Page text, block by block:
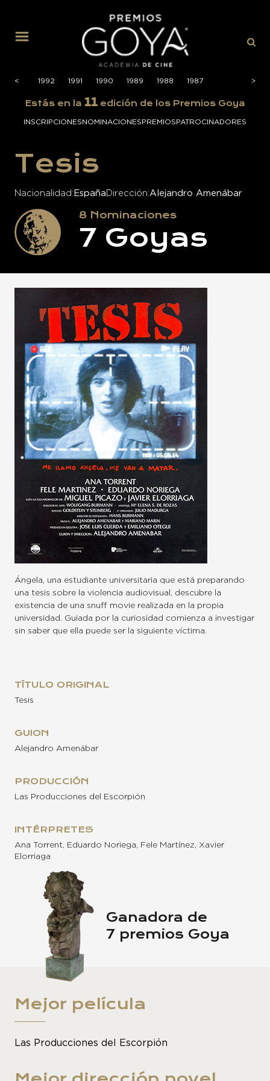
<
<
1993 1992 1991 1990 1989 1988 1987 >
>
Estás en la 11edición de los Premios Goya
INSCRIPCIONESNOMINACIONESPREMIOSPATROCINADORES
Tesis
Nacionalidad España Dirección Alejandro Amenábar
8 Nominaciones
7 Goyas
Ángela, una estudiante universitaria que está preparando
una tesis sobre la violencia audiovisual, descubre la
existencia de una snuff movie realizada en la propia
universidad. Guiada por la curiosidad comienza a investigar
sin saber que ella puede ser la siguiente víctima.
TÍTULO ORIGINAL
Tesis
GUION
Alejandro Amenábar
PRODUCCIÓN
Las Producciones del Escorpión
INTÉRPRETES
Ana Torrent, Eduardo Noriega, Fele Martínez, Xavier
Elorriaga
Ganadora de
7 premios Goya
Mejor película
Las Producciones del Escorpión